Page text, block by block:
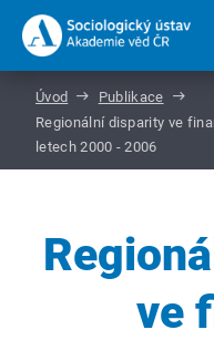
Úvod
Publikace
Regionální disparity ve
letech 2000 - 2006
ve